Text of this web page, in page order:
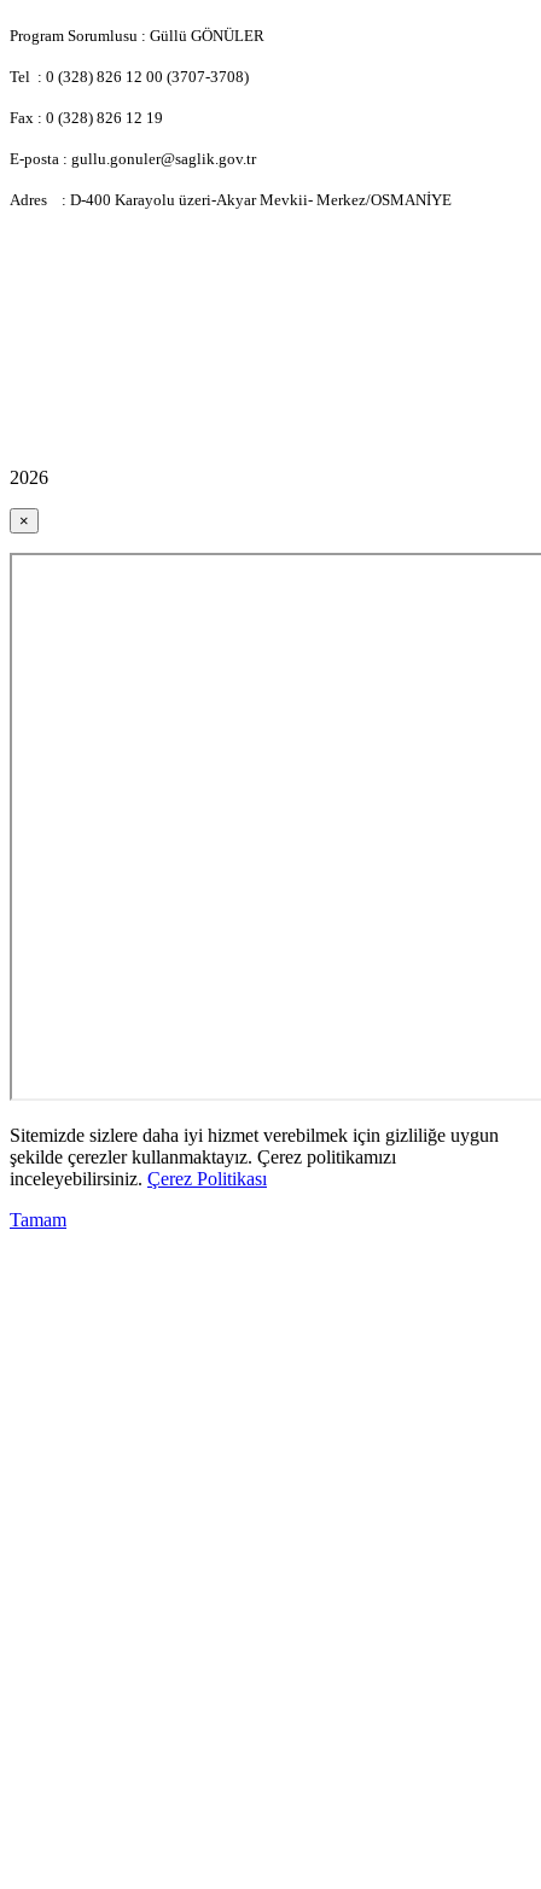
Program Sorumlusu : Güllü GÖNÜLER
Tel : 0 (328) 826 12 00 (3707-3708)
Fax : 0 (328) 826 12 19
E-posta : gullu.gonuler@saglik.gov.tr
Adres : D-400 Karayolu üzeri-Akyar Mevkii- Merkez/OSMANİYE
2026
×
Sitemizde sizlere daha iyi hizmet verebilmek için gizliliğe uygun
şekilde çerezler kullanmaktayız. Çerez politikamızı
inceleyebilirsiniz. Çerez Politikası
Tamam